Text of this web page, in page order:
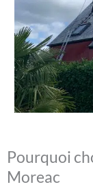
Pourquoi
Moreac